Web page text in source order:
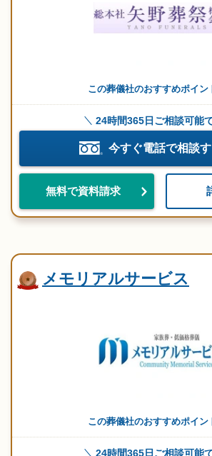
この葬儀社のおすすめポイン
24時間365日ご相談可能
今すぐ電話で相談
無料で資料請求
メモリアルサービス
この葬儀社のおすすめポイン
24時間365日ご相談可能